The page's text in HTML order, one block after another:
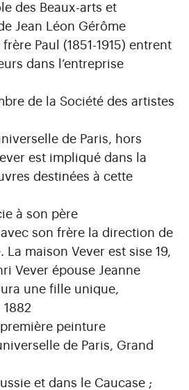
des Beaux-arts et
Jean Léon Gérôme
Paul (1851-1915) entrent
dans l’entreprise
de la Société des artistes
de Paris, hors
est impliqué dans la
destinées à cette
à son père
son frère la direction de
La maison Vever est sise 19,
Vever épouse Jeanne
une fille unique,
peinture
de Paris, Grand
et dans le Caucase ;